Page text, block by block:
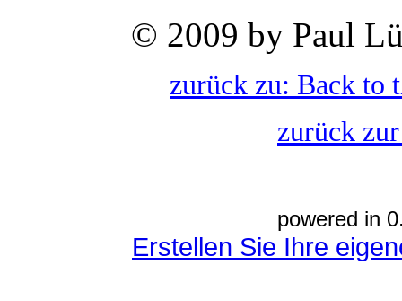
© 2009 by Paul
zurück zu: Back to
zurück
powered in
Erstellen Sie Ihre